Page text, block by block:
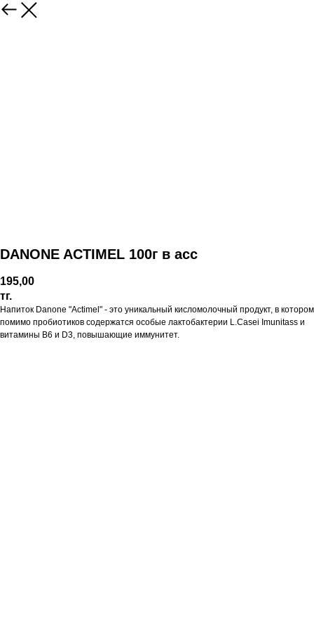
DANONE ACTIMEL 100г в асс
195,00
тг.
Напиток Danone "Actimel" - это уникальный кисломолочный продукт, в котором
помимо пробиотиков содержатся особые лактобактерии L.Casei Imunitass и
витамины B6 и D3, повышающие иммунитет.